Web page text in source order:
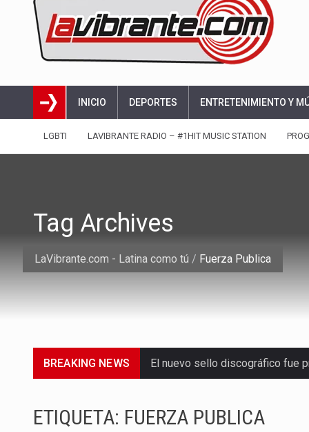
INICIO DEPORTES ENTRETENIMIENTO Y
LGBTI LAVIBRANTE RADIO – #1HIT MUSIC STATION
LaVibrante.com - Latina como tú / Fuerza Publica
Tag Archives
BREAKING NEWS El nuevo sello discográfico fue
La agrupación sorprendió a los
ETIQUETA: FUERZA PUBLICA